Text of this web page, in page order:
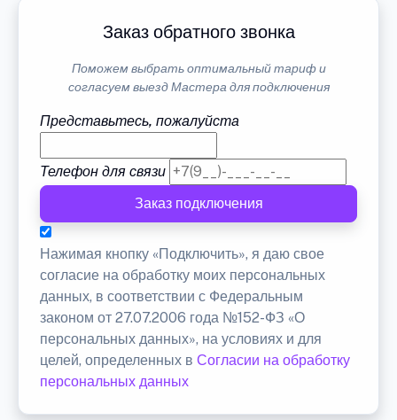
Заказ обратного звонка
Поможем выбрать оптимальный тариф и
согласуем выезд Мастера для подключения
Представьтесь, пожалуйста
Телефон для связи
Заказ подключения
Нажимая кнопку «Подключить», я даю свое
согласие на обработку моих персональных
данных, в соответствии с Федеральным
законом от 27.07.2006 года №152-ФЗ «О
персональных данных», на условиях и для
целей, определенных в Согласии на обработку
персональных данных